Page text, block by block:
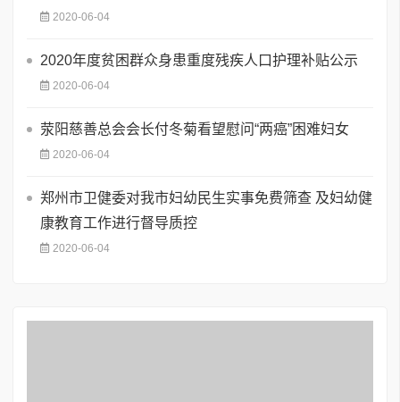
2020-06-04
2020年度贫困群众身患重度残疾人口护理补贴公示
2020-06-04
荥阳慈善总会会长付冬菊看望慰问“两癌”困难妇女
2020-06-04
郑州市卫健委对我市妇幼民生实事免费筛查 及妇幼健
康教育工作进行督导质控
2020-06-04